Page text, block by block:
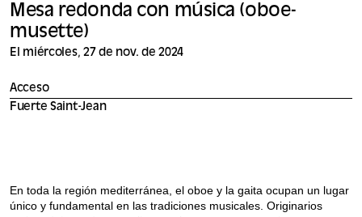
Mesa redonda con música (oboe-
musette)
El miércoles, 27 de nov. de 2024
Acceso
Fuerte Saint-Jean
En toda la región mediterránea, el oboe y la gaita ocupan un lugar
único y fundamental en las tradiciones musicales. Originarios